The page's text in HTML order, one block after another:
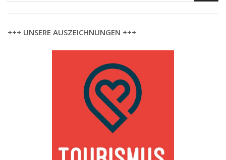
+++ UNSERE AUSZEICHNUNGEN +++